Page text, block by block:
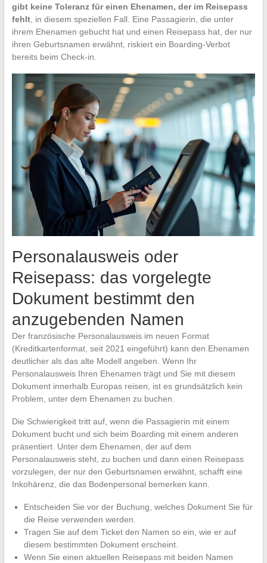
gibt keine Toleranz für einen Ehenamen, der im Reisepass
fehlt, in diesem speziellen Fall. Eine Passagierin, die unter
ihrem Ehenamen gebucht hat und einen Reisepass hat, der nur
ihren Geburtsnamen erwähnt, riskiert ein Boarding-Verbot
bereits beim Check-in.
Personalausweis oder
Reisepass: das vorgelegte
Dokument bestimmt den
anzugebenden Namen
Der französische Personalausweis im neuen Format
(Kreditkartenformat, seit 2021 eingeführt) kann den Ehenamen
deutlicher als das alte Modell angeben. Wenn Ihr
Personalausweis Ihren Ehenamen trägt und Sie mit diesem
Dokument innerhalb Europas reisen, ist es grundsätzlich kein
Problem, unter dem Ehenamen zu buchen.
Die Schwierigkeit tritt auf, wenn die Passagierin mit einem
Dokument bucht und sich beim Boarding mit einem anderen
präsentiert. Unter dem Ehenamen, der auf dem
Personalausweis steht, zu buchen und dann einen Reisepass
vorzulegen, der nur den Geburtsnamen erwähnt, schafft eine
Inkohärenz, die das Bodenpersonal bemerken kann.
Entscheiden Sie vor der Buchung, welches Dokument Sie für
die Reise verwenden werden.
Tragen Sie auf dem Ticket den Namen so ein, wie er auf
diesem bestimmten Dokument erscheint.
Wenn Sie einen aktuellen Reisepass mit beiden Namen